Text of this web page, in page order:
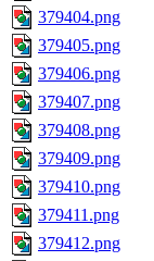
379404.png
379405.png
379406.png
379407.png
379408.png
379409.png
379410.png
379411.png
379412.png